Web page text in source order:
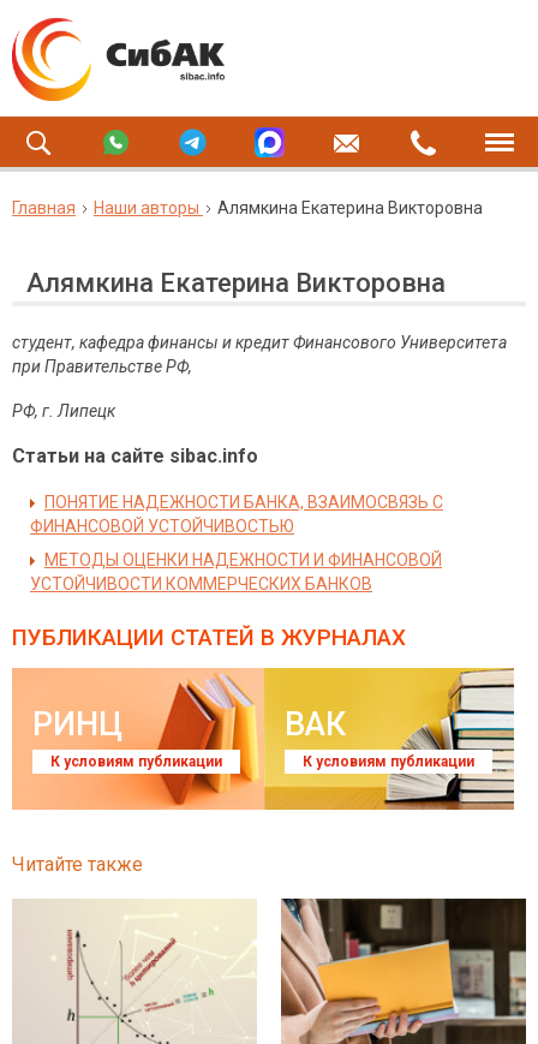
Главная Наши авторы Алямкина Екатерина Викторовна
Алямкина Екатерина Викторовна
студент, кафедра финансы и кредит Финансового Университета
при Правительстве РФ,
РФ, г. Липецк
Статьи на сайте sibac.info
ПОНЯТИЕ НАДЕЖНОСТИ БАНКА, ВЗАИМОСВЯЗЬ С
ФИНАНСОВОЙ УСТОЙЧИВОСТЬЮ
МЕТОДЫ ОЦЕНКИ НАДЕЖНОСТИ И ФИНАНСОВОЙ
УСТОЙЧИВОСТИ КОММЕРЧЕСКИХ БАНКОВ
ПУБЛИКАЦИИ СТАТЕЙ В ЖУРНАЛАХ
РИНЦ
К условиям публикации
ВАК
К условиям публикации
Читайте также